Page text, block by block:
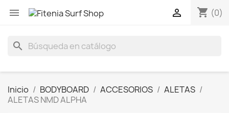
 shopping_cart (0)

search
Inicio BODYBOARD ACCESORIOS
ALETAS
ALETAS NMD ALPHA